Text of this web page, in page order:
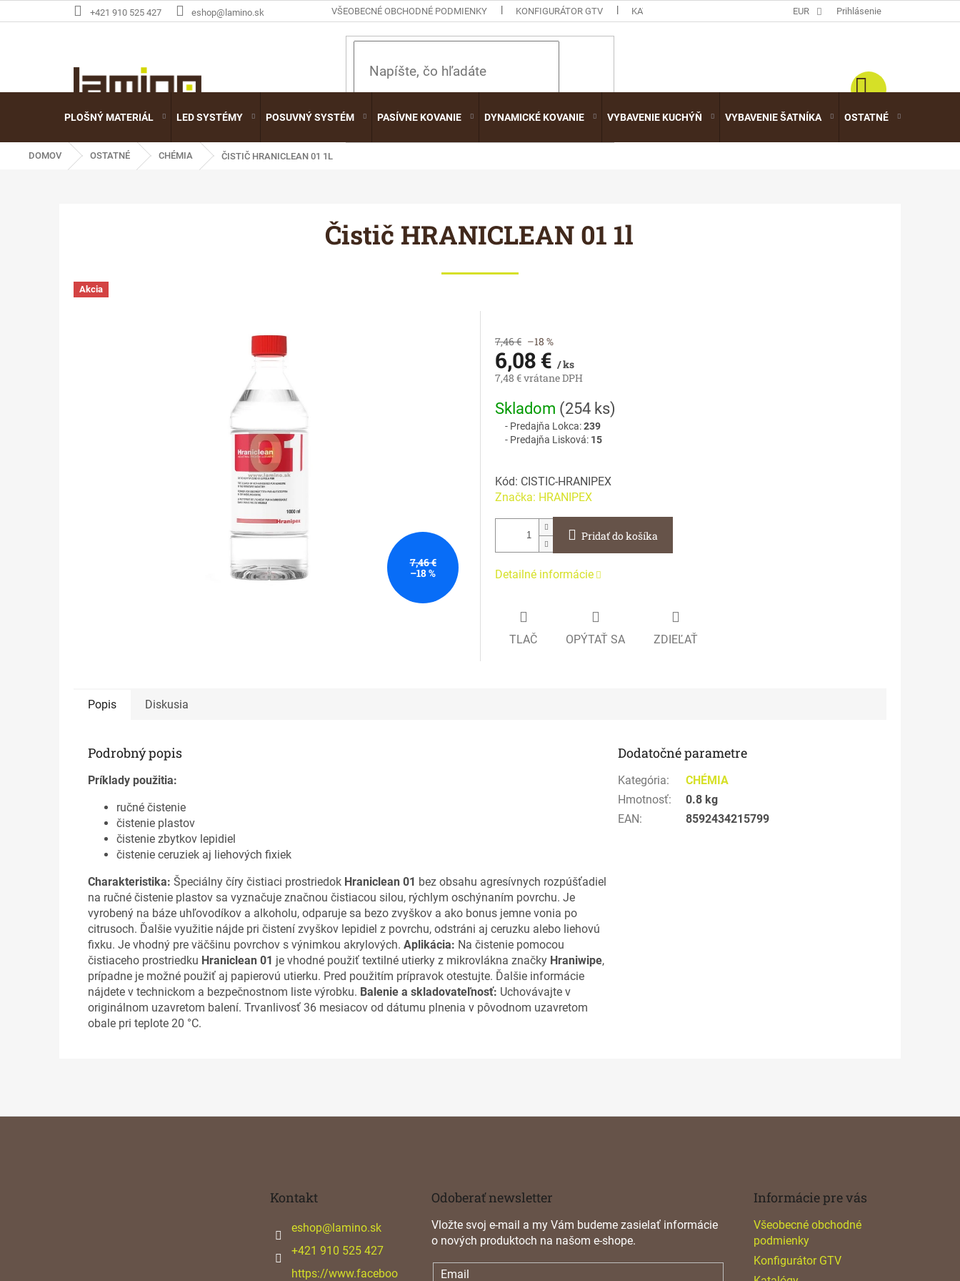
na
+421 910 525 427 eshop@lamino.sk VŠEOBECNÉ OBCHODNÉ PODMIENKY KONFIGURÁTOR GTV KATALÓGY EUR Prihlásenie
HĽADAŤ
PLOŠNÝ MATERIÁL LED SYSTÉMY POSUVNÝ SYSTÉM PASÍVNE KOVANIE DYNAMICKÉ KOVANIE VYBAVENIE KUCHÝŇ VYBAVENIE ŠATNÍKA OSTATNÉ
DOMOV OSTATNÉ CHÉMIA ČISTIČ HRANICLEAN 01 1L
Čistič HRANICLEAN 01 1l
Akcia
7,46 €
–18 %
7,46 € –18 %
6,08 € / ks
7,48 € vrátane DPH
Jednotková
cena:
Skladom (254 ks)
Predajňa Lokca:239
Predajňa Lisková: 15
Kód: CISTIC-HRANIPEX
Značka: HRANIPEX
Pridať do košíka
Detailné informácie
TLAČ OPÝTAŤ SA ZDIEĽAŤ
Popis Diskusia
Podrobný popis
Príklady použitia:
ručné čistenie
čistenie plastov
čistenie zbytkov lepidiel
čistenie ceruziek aj liehových fixiek
Charakteristika: Špeciálny číry čistiaci prostriedok Hraniclean 01 bez obsahu agresívnych rozpúšťadiel
na ručné čistenie plastov sa vyznačuje značnou čistiacou silou, rýchlym oschýnaním povrchu. Je
vyrobený na báze uhľovodíkov a alkoholu, odparuje sa bezo zvyškov a ako bonus jemne vonia po
citrusoch. Ďalšie využitie nájde pri čistení zvyškov lepidiel z povrchu, odstráni aj ceruzku alebo liehovú
fixku. Je vhodný pre väčšinu povrchov s výnimkou akrylových. Aplikácia: Na čistenie pomocou
čistiaceho prostriedku Hraniclean 01 je vhodné použiť textilné utierky z mikrovlákna značky Hraniwipe,
prípadne je možné použiť aj papierovú utierku. Pred použitím prípravok otestujte. Ďalšie informácie
nájdete v technickom a bezpečnostnom liste výrobku. Balenie a skladovateľnosť: Uchovávajte v
originálnom uzavretom balení. Trvanlivosť 36 mesiacov od dátumu plnenia v pôvodnom uzavretom
obale pri teplote 20 °C.
Dodatočné parametre
Kategória:
CHÉMIA
Hmotnosť:
0.8 kg
EAN: 8592434215799
Kontakt
eshop@lamino.sk
+421 910 525 427
https://www.faceboo
Odoberať newsletter
Vložte svoj e-mail a my Vám budeme zasielať informácie
o nových produktoch na našom e-shope.
Email
Informácie pre vás
Všeobecné obchodné
podmienky
Konfigurátor GTV